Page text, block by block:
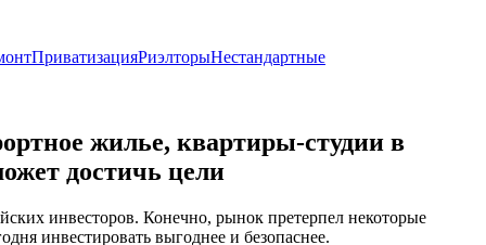
ПриватизацияРиэлторыНестандартные
жилье, квартиры-студии в
достичь цели
инвесторов. Конечно, рынок претерпел некоторые
инвестировать выгоднее и безопаснее.